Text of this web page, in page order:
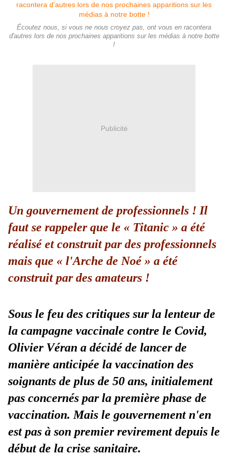
Écoutez nous, si vous ne nous croyez pas, ont vous en racontera
d'autres lors de nos prochaines apparitions sur les médias à notre botte
!
Publicité
Un gouvernement de professionnels ! Il
faut se rappeler que le « Titanic » a été
réalisé et construit par des professionnels
mais que « l'Arche de Noé » a été
construit par des amateurs !
Sous le feu des critiques sur la lenteur de
la campagne vaccinale contre le Covid,
Olivier Véran a décidé de lancer de
manière anticipée la vaccination des
soignants de plus de 50 ans, initialement
pas concernés par la première phase de
vaccination. Mais le gouvernement n'en
est pas à son premier revirement depuis le
début de la crise sanitaire.